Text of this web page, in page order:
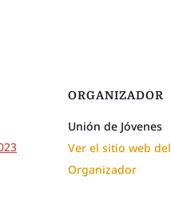
ORGANIZADOR
Unión de Jóvenes
Ver el sitio web del
Organizador